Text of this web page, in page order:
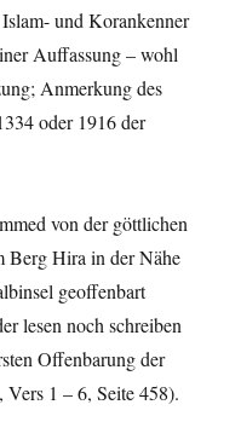
und Korankenner
Auffassung – wohl
Anmerkung des
oder 1916 der
von der göttlichen
Berg Hira in der Nähe
geoffenbart
lesen noch schreiben
Offenbarung der
1 – 6, Seite 458).